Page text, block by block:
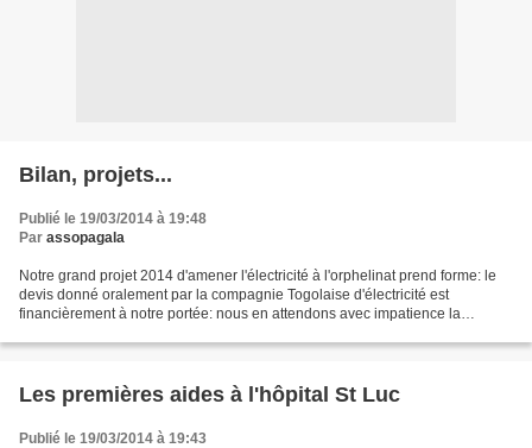
Bilan, projets...
Publié le 19/03/2014 à 19:48
Par assopagala
Notre grand projet 2014 d'amener l'électricité à l'orphelinat prend forme: le
devis donné oralement par la compagnie Togolaise d'électricité est
financièrement à notre portée: nous en attendons avec impatience la
Les premières aides à l'hôpital St Luc
Publié le 19/03/2014 à 19:43